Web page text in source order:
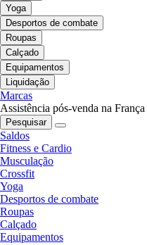
Yoga
Desportos de combate
Roupas
Calçado
Equipamentos
Liquidação
Marcas
Assistência pós-venda na França
Pesquisar
Saldos
Fitness e Cardio
Musculação
Crossfit
Yoga
Desportos de combate
Roupas
Calçado
Equipamentos